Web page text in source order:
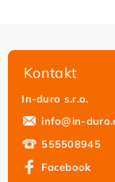
Kontakt
In-duro s.r.o.
info@in-
555508945
Facebook